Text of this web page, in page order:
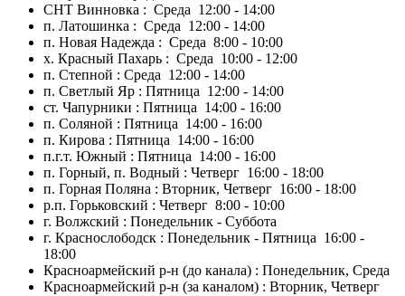
СНТ Винновка : Среда 12:00 - 14:00
п. Латошинка : Среда 12:00 - 14:00
п. Новая Надежда : Среда 8:00 - 10:00
х. Красный Пахарь : Среда 10:00 - 12:00
п. Степной : Среда 12:00 - 14:00
п. Светлый Яр : Пятница 12:00 - 14:00
ст. Чапурники : Пятница 14:00 - 16:00
п. Соляной : Пятница 14:00 - 16:00
п. Кирова : Пятница 14:00 - 16:00
п.г.т. Южный : Пятница 14:00 - 16:00
п. Горный, п. Водный : Четверг 16:00 - 18:00
п. Горная Поляна : Вторник, Четверг 16:00 - 18:00
р.п. Горьковский : Четверг 8:00 - 10:00
г. Волжский : Понедельник - Суббота
г. Краснослободск : Понедельник - Пятница 16:00 -
18:00
Красноармейский р-н (до канала) : Понедельник, Среда
Красноармейский р-н (за каналом) : Вторник, Четверг